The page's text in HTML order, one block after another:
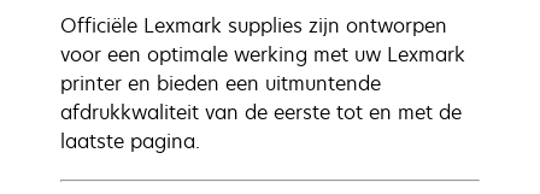
Officiële Lexmark supplies zijn ontworpen
voor een optimale werking met uw Lexmark
printer en bieden een uitmuntende
afdrukkwaliteit van de eerste tot en met de
laatste pagina.